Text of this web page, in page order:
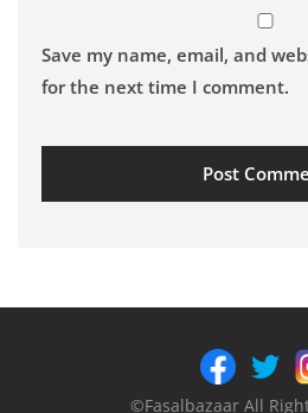
Save my name, email, and
for the next time I comment.
©Fasalbazaar All